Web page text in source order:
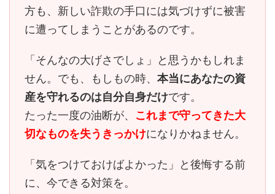
方も、 新しい詐欺の手口には気づけずに被害
に遭ってしまう ことがあるのです。
「そんなの大げさでしょ」と思うかもしれま
せん。でも、もしもの時、 本当にあなたの資
産を守れるのは自分自身だけです。
たった一度の油断が、 これまで守ってきた大
切なものを失うきっかけになりかねません。
「気をつけておけばよかった」と後悔する前
に、今できる対策を。